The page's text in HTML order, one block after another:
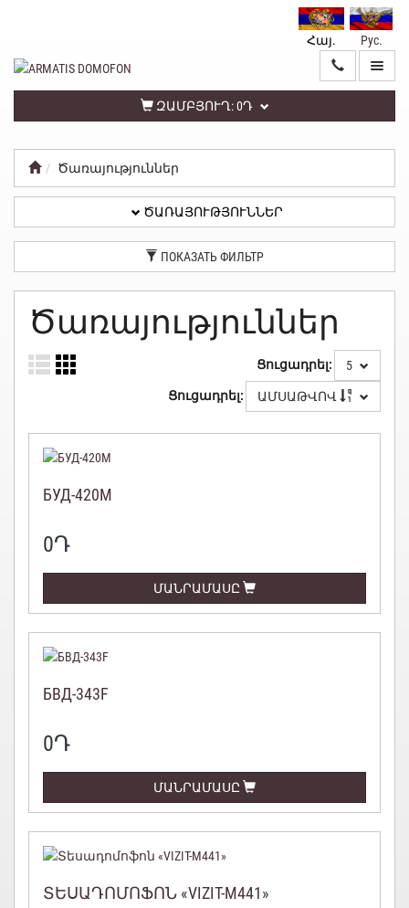
Հայ. Рус.
ԶԱՄԲՅՈՒՂ:0Դ
ԳԼԽԱՎՈՐ
ԾԱՌԱՅՈՒԹՅՈՒՆՆԵՐ
ԱՆՁՆԱԿԱՆ
ԳՐԱՍԵՆՅԱԿ
ԳԱՂՏՆԻՈՒԹՅԱՆ
ՔԱՂԱՔԱԿԱՆՈՒԹՅՈՒՆ
Ծառայություններ
ԾԱՌԱՅՈՒԹՅՈՒՆՆԵՐ
ПОКАЗАТЬ ФИЛЬТР
Ծառայություններ
Ցուցադրել: 5
Ցուցադրել: ԱՄՍԱԹՎՈՎ
БУД-420М
0Դ
ՄԱՆՐԱՄԱՍԸ
БВД-343F
0Դ
ՄԱՆՐԱՄԱՍԸ
ՏԵՍԱԴՈՄՈՖՈՆ «VIZIT-M441»